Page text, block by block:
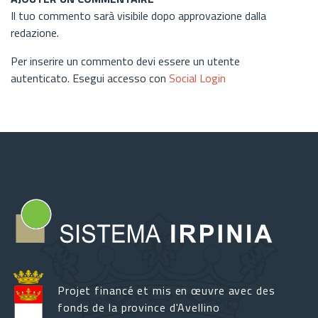
Il tuo commento sarà visibile dopo approvazione dalla
redazione.
Per inserire un commento devi essere un utente
autenticato. Esegui accesso con Social Login
Projet financé et mis en œuvre avec des
fonds de la province d'Avellino